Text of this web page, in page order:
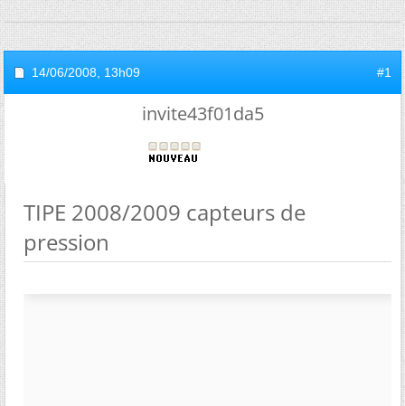
14/06/2008, 13h09 #1
invite43f01da5
TIPE 2008/2009 capteurs de
pression